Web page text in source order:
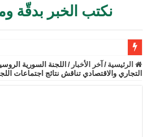
نكتب الخبر بدقّة
الأمن الداخلي يعثر على مقبرة جماعية في ريف
الوزير الشيباني يبحث في باريس تعزيز
الرئيسية / آخر الأخبار / اللجنة السورية
التجاري والاقتصادي تناقش نتائج اجتماعات